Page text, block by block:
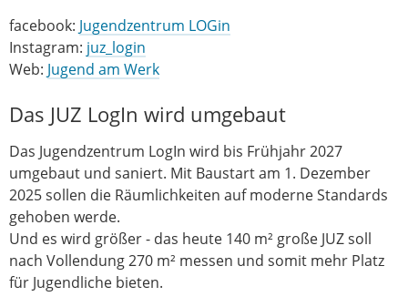
facebook: Jugendzentrum LOGin
Instagram: juz_login
Web: Jugend am Werk
Das JUZ LogIn wird umgebaut
Das Jugendzentrum LogIn wird bis Frühjahr 2027
umgebaut und saniert. Mit Baustart am 1. Dezember
2025 sollen die Räumlichkeiten auf moderne Standards
gehoben werde.
Und es wird größer - das heute 140 m² große JUZ soll
nach Vollendung 270 m² messen und somit mehr Platz
für Jugendliche bieten.